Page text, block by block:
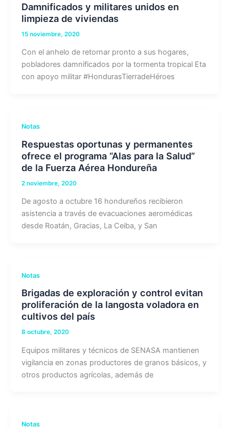
Damnificados y militares unidos en
limpieza de viviendas
15 noviembre, 2020
Con el anhelo de retornar pronto a sus hogares,
pobladores damnificados por la tormenta tropical Eta
con apoyo militar #HondurasTierradeHéroes
Notas
Respuestas oportunas y permanentes
ofrece el programa “Alas para la Salud”
de la Fuerza Aérea Hondureña
2 noviembre, 2020
De agosto a octubre 16 hondureños recibieron
asistencia a través de evacuaciones aeromédicas
desde Roatán, Gracias, La Ceiba, y San
Notas
Brigadas de exploración y control evitan
proliferación de la langosta voladora en
cultivos del país
8 octubre, 2020
Equipos militares y técnicos de SENASA mantienen
vigilancia en zonas productores de granos básicos, y
otros productos agrícolas, además de
Notas